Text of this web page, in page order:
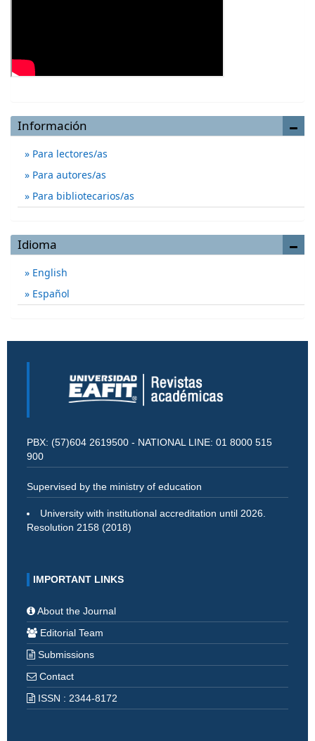
Información
Para lectores/as
Para autores/as
Para bibliotecarios/as
Idioma
English
Español
PBX: (57)604 2619500 - NATIONAL LINE: 01 8000 515
900
Supervised by the ministry of education
University with institutional accreditation until 2026.
Resolution 2158 (2018)
IMPORTANT LINKS
About the Journal
Editorial Team
Submissions
Contact
ISSN : 2344-8172